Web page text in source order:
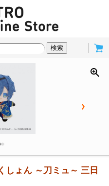
検索
しょん ～刀ミュ～ 三日